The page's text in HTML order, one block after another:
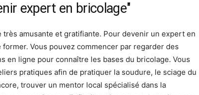
expert en bricolage"
amusante et gratifiante. Pour devenir un expert en
Vous pouvez commencer par regarder des
en ligne pour connaître les bases du bricolage. Vous
pratiques afin de pratiquer la soudure, le sciage du
trouver un mentor local spécialisé dans la